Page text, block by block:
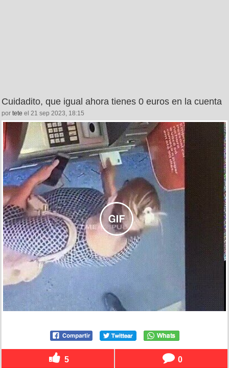
Cuidadito, que igual ahora tienes 0 euros en la cuenta
por tete el 21 sep 2023, 18:15
5 0